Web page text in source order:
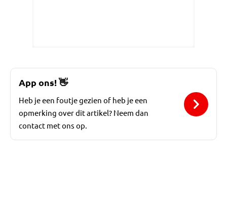
App ons!👋
Heb je een foutje gezien of heb je een
opmerking over dit artikel? Neem dan
contact met ons op.